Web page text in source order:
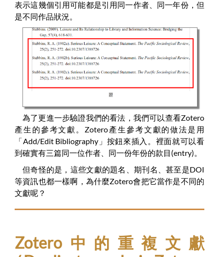
表示這幾個引用可能都是引用同一作者、同一年份，但
是不同作品狀況。
為了更進一步驗證我們的看法，我們可以查看Zotero
產生的參考文獻。Zotero產生參考文獻的做法是用
「Add/Edit Bibliography」按鈕來插入。裡面就可以看
到確實有三篇同一位作者、同一份年份的款目(entry)。
但奇怪的是，這些文獻的題名、期刊名、甚至是DOI
等資訊也都一樣啊，為什麼Zotero會把它當作是不同的
文獻呢？
Zotero中的重複文獻